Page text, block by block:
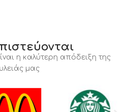
η καλύτερη απόδειξη της
μας